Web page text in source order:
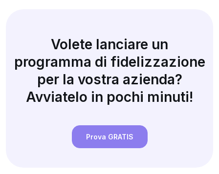
Volete lanciare un
programma di fidelizzazione
per la vostra azienda?
Avviatelo in pochi minuti!
Prova GRATIS